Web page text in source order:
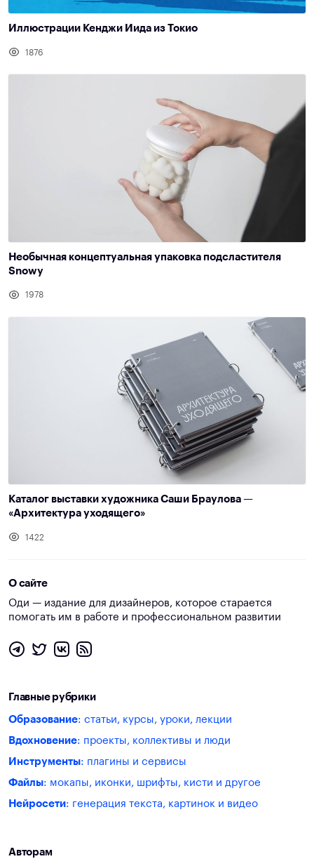
Иллюстрации Кенджи Иида из Токио
1876
Необычная концептуальная упаковка подсластителя
Snowy
1978
Каталог выставки художника Саши Браулова —
«Архитектура уходящего»
1422
О сайте
Оди — издание для дизайнеров, которое старается
помогать им в работе и профессиональном развитии
Главные рубрики
Образование: статьи, курсы, уроки, лекции
Вдохновение: проекты, коллективы и люди
Инструменты: плагины и сервисы
Файлы: мокапы, иконки, шрифты, кисти и другое
Нейросети: генерация текста, картинок и видео
Авторам